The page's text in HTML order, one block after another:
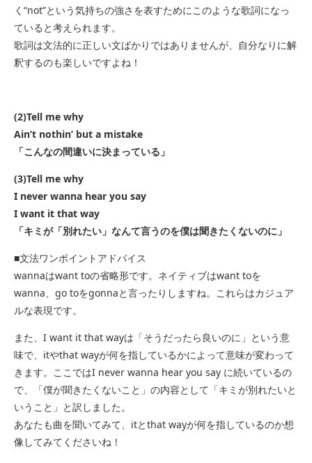
く“not”という気持ちの強さを表すためにこのような歌詞になっ
ていると考えられます。
歌詞は文法的に正しい文ばかりではありませんが、自分なりに解
釈するのも楽しいですよね！
(2)Tell me why
Ain’t nothin’ but a mistake
「こんなの間違いに決まっている」
(3)Tell me why
I never wanna hear you say
I want it that way
「キミが「別れたい」なんて言うのを僕は聞きたくないのに」
■文法ワンポイントアドバイス
wannaはwant toの省略形です。ネイティブはwant toを
wanna、go toをgonnaと言ったりしますね。これらはカジュア
ルな表現です。
また、I want it that wayは「そうだったら良いのに」という意
味で、itやthat wayが何を指しているかによって意味が変わって
きます。ここではI never wanna hear you say に続いているの
で、「僕が聞きたくないこと」の内容として「キミが別れたいと
いうこと」と訳しました。
あなたも曲を聞いてみて、itとthat wayが何を指しているのか想
像してみてくださいね！